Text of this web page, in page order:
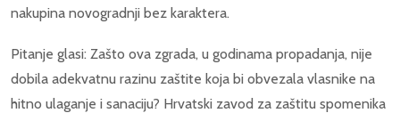
nakupina novogradnji bez karaktera.
Pitanje glasi: Zašto ova zgrada, u godinama propadanja, nije
dobila adekvatnu razinu zaštite koja bi obvezala vlasnike na
hitno ulaganje i sanaciju? Hrvatski zavod za zaštitu spomenika